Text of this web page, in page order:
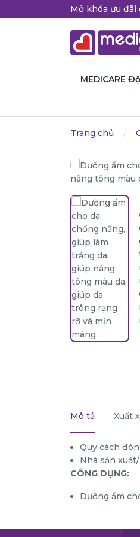
Mở khóa ưu đãi
MEDiCARE
Trang chủ
Mô tả Xuất
Quy cách
Nhà sản
CÔNG DỤNG:
Dưỡng ẩm